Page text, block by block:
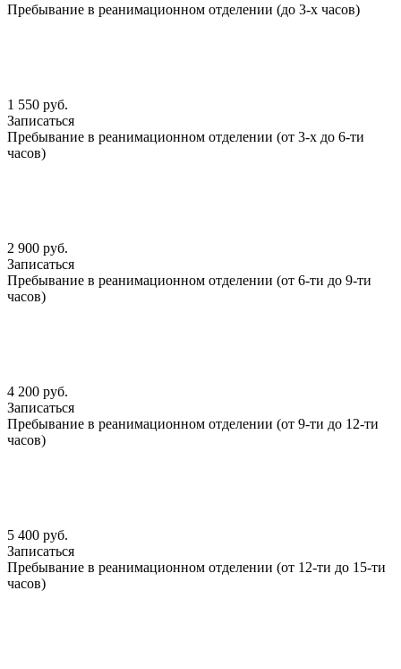
Пребывание в реанимационном отделении (до 3-х часов)
1 550 руб.
Записаться
Пребывание в реанимационном отделении (от 3-х до 6-ти
часов)
2 900 руб.
Записаться
Пребывание в реанимационном отделении (от 6-ти до 9-ти
часов)
4 200 руб.
Записаться
Пребывание в реанимационном отделении (от 9-ти до 12-ти
часов)
5 400 руб.
Записаться
Пребывание в реанимационном отделении (от 12-ти до 15-ти
часов)